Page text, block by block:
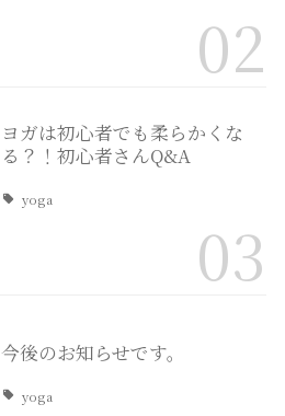
02
ヨガは初心者でも柔らかくな
る？！初心者さんQ&A
yoga
03
今後のお知らせです。
yoga